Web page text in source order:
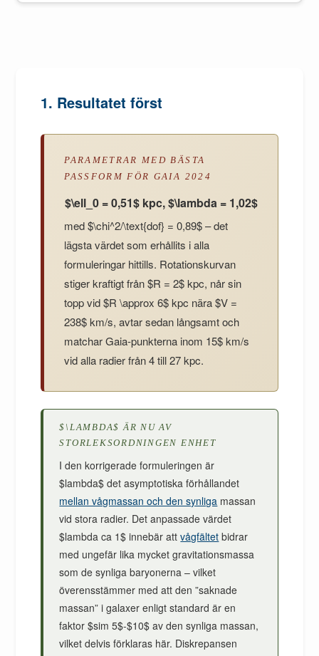
1. Resultatet först
PARAMETRAR MED BÄSTA
PASSFORM FÖR GAIA 2024
$\ell_0 = 0,51$ kpc, $\lambda = 1,02$
med $\chi^2/\text{dof} = 0,89$ – det
lägsta värdet som erhållits i alla
formuleringar hittills. Rotationskurvan
stiger kraftigt från $R = 2$ kpc, når sin
topp vid $R \approx 6$ kpc nära $V =
238$ km/s, avtar sedan långsamt och
matchar Gaia-punkterna inom 15$ km/s
vid alla radier från 4 till 27 kpc.
$\LAMBDA$ ÄR NU AV
STORLEKSORDNINGEN ENHET
I den korrigerade formuleringen är
$lambda$ det asymptotiska förhållandet
mellan vågmassan och den synliga massan
vid stora radier. Det anpassade värdet
$lambda ca 1$ innebär attvågfältet bidrar
med ungefär lika mycket gravitationsmassa
som de synliga baryonerna – vilket
överensstämmer med att den ”saknade
massan” i galaxer enligt standard är en
faktor $sim 5$-$10$ av den synliga massan,
vilket delvis förklaras här. Diskrepansen